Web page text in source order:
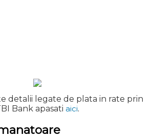
detalii legate de plata in rate prin
Bank apasati aici.